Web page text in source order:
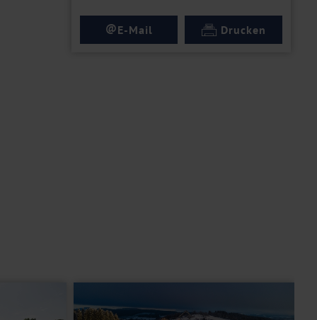
@E-Mail Drucken